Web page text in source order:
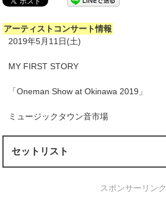
アーティストコンサート情報
2019年5月11日(土)
MY FIRST STORY
「Oneman Show at Okinawa 2019」
ミュージックタウン音市場
セットリスト
スポンサーリンク